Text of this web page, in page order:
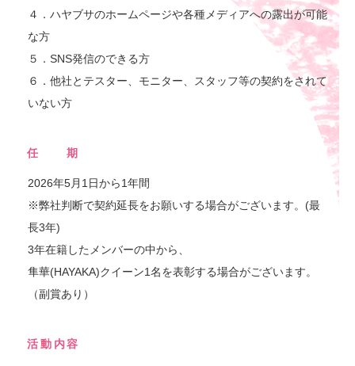
４．ハヤブサのホームページや各種メディアへの露出が可能
な方
５．SNS発信のできる方
６．他社とテスター、モニター、スタッフ等の契約をされて
いない方
任 期
2026年5月1日から1年間
※弊社判断で契約延長をお願いする場合がございます。(最
長3年)
3年在籍したメンバーの中から、
隼華(HAYAKA)クイーン1名を表彰する場合がございます。
（副賞あり）
活動内容